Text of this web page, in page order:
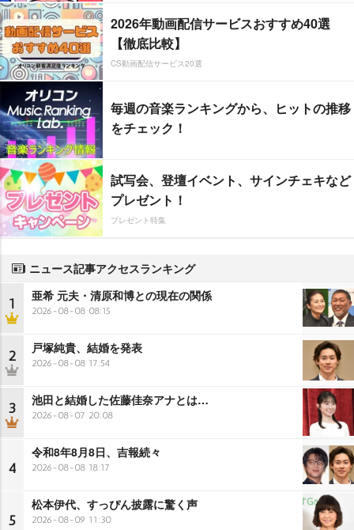
2026年動画配信サービスおすすめ40選
【徹底比較】
CS動画配信サービス20選
毎週の音楽ランキングから、ヒットの推移
をチェック！
試写会、登壇イベント、サインチェキなど
プレゼント！
プレゼント特集
ニュース記事アクセスランキング
1 亜希 元夫・清原和博との現在の関係
2026-08-08 08:15
2 戸塚純貴、結婚を発表
2026-08-08 17:54
3 池田と結婚した佐藤佳奈アナとは…
2026-08-07 20:08
4
令和8年8月8日、吉報続々
2026-08-08 18:17
5
松本伊代、すっぴん披露に驚く声
2026-08-09 11:30